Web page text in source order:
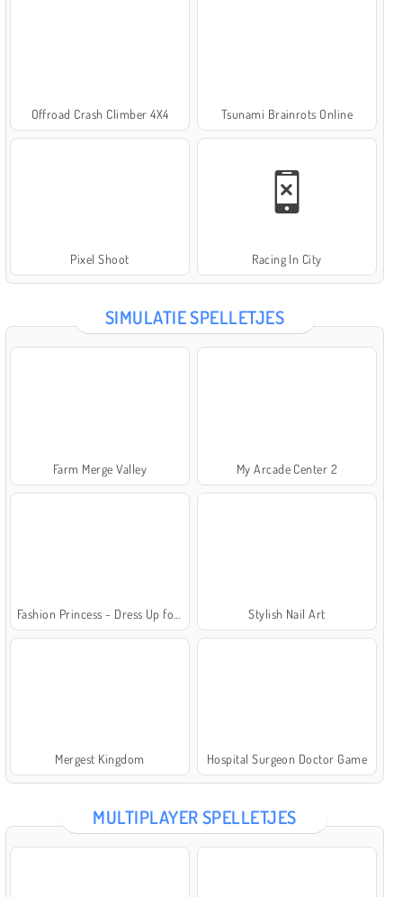
Offroad Crash Climber 4X4 Tsunami Brainrots Online
Pixel Shoot Racing In City
SIMULATIE SPELLETJES
Farm Merge Valley My Arcade Center 2
Stylish Nail Art
Mergest Kingdom Hospital Surgeon Doctor Game
MULTIPLAYER SPELLETJES